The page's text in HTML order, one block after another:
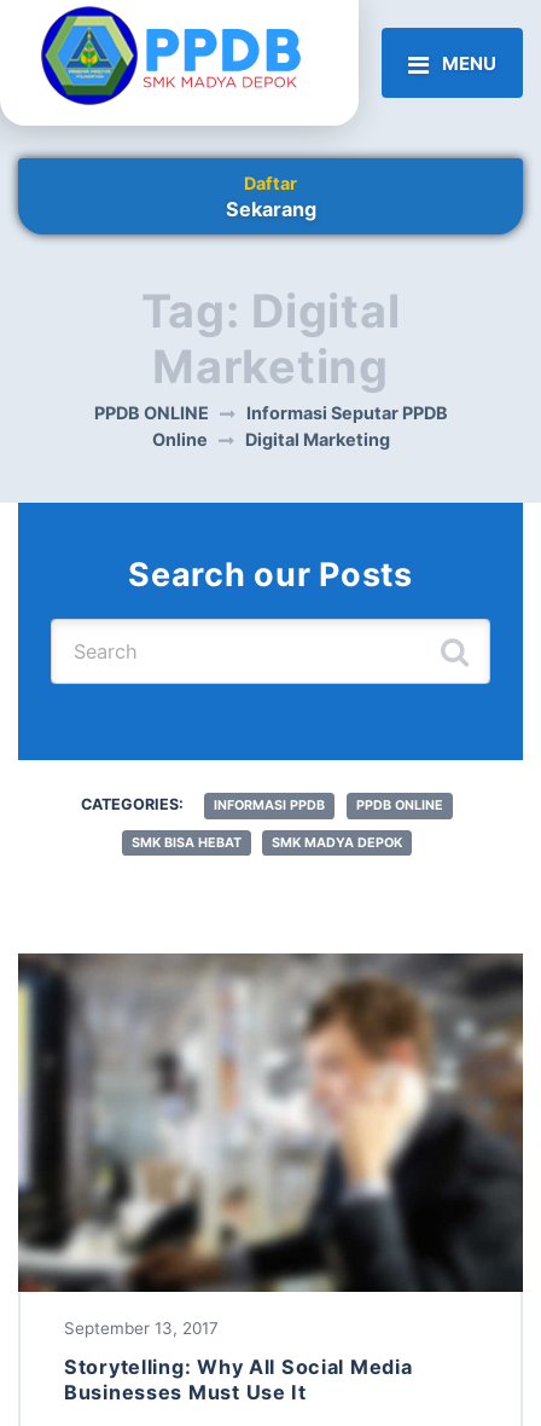
MENU
Daftar
Sekarang
Tag: Digital
Marketing
PPDB ONLINE
Informasi Seputar PPDB
Online
Digital Marketing
Search our Posts
CATEGORIES: INFORMASI PPDB PPDB ONLINE
SMK BISA HEBAT SMK MADYA DEPOK
September 13, 2017
Storytelling: Why All Social Media
Businesses Must Use It